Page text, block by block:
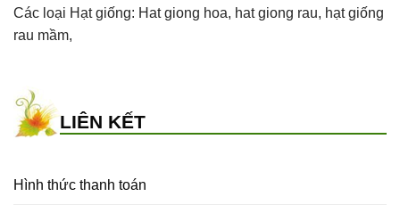
Các loại Hạt giống: Hat giong hoa, hat giong rau, hạt giống
rau mầm,
LIÊN KẾT
Hình thức thanh toán